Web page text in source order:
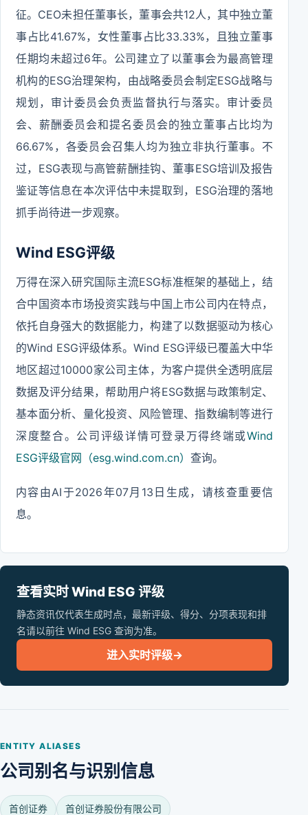
征。CEO未担任董事长，董事会共12人，其中独立董
事占比41.67%，女性董事占比33.33%，且独立董事
任期均未超过6年。公司建立了以董事会为最高管理
机构的ESG治理架构，由战略委员会制定ESG战略与
规划，审计委员会负责监督执行与落实。审计委员
会、薪酬委员会和提名委员会的独立董事占比均为
66.67%，各委员会召集人均为独立非执行董事。不
过，ESG表现与高管薪酬挂钩、董事ESG培训及报告
鉴证等信息在本次评估中未提取到，ESG治理的落地
抓手尚待进一步观察。
Wind ESG评级
万得在深入研究国际主流ESG标准框架的基础上，结
合中国资本市场投资实践与中国上市公司内在特点，
依托自身强大的数据能力，构建了以数据驱动为核心
的Wind ESG评级体系。Wind ESG评级已覆盖大中华
地区超过10000家公司主体，为客户提供全透明底层
数据及评分结果，帮助用户将ESG数据与政策制定、
基本面分析、量化投资、风险管理、指数编制等进行
深度整合。公司评级详情可登录万得终端或Wind
ESG评级官网（esg.wind.com.cn） 查询。
内容由AI于2026年07月13日生成，请核查重要信
息。
查看实时 Wind ESG 评级
静态资讯仅代表生成时点，最新评级、得分、分项表现和排
名请以前往 Wind ESG 查询为准。
进入实时评级→
ENTITY ALIASES
公司别名与识别信息
首创证券 首创证券股份有限公司